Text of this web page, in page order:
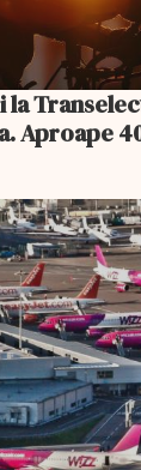
la
Aproape